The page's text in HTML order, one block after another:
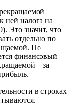
ней налога на
Это значит, что
отдельно по
По
финансовый
– за
в строках